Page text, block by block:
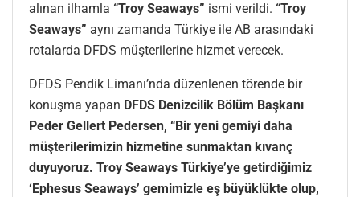
alınan ilhamla “Troy Seaways” ismi verildi. “Troy
Seaways” aynı zamanda Türkiye ile AB arasındaki
rotalarda DFDS müşterilerine hizmet verecek.
DFDS Pendik Limanı’nda düzenlenen törende bir
konuşma yapan DFDS Denizcilik Bölüm Başkanı
Peder Gellert Pedersen, “Bir yeni gemiyi daha
müşterilerimizin hizmetine sunmaktan kıvanç
duyuyoruz. Troy Seaways Türkiye’ye getirdiğimiz
‘Ephesus Seaways’ gemimizle eş büyüklükte olup,